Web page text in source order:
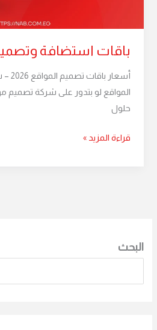
باقات استضافة
المواقع لو بتدور على شركة تصميم
حلول
قراءة المزيد »
البحث